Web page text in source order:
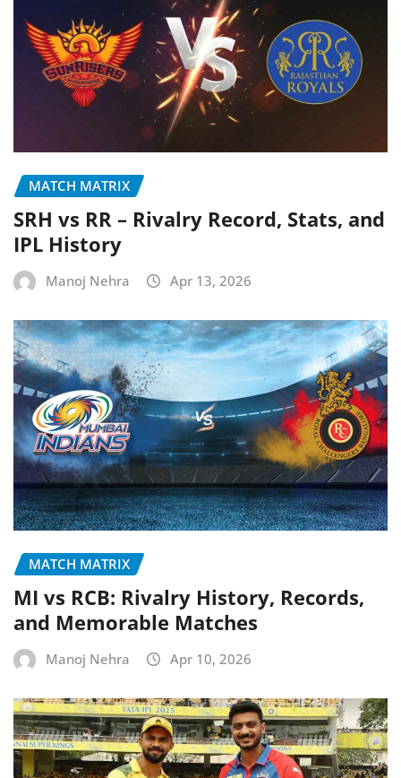
MATCH MATRIX
SRH vs RR – Rivalry Record, Stats, and
IPL History
Manoj Nehra Apr 13, 2026
MATCH MATRIX
MI vs RCB: Rivalry History, Records,
and Memorable Matches
Manoj Nehra Apr 10, 2026